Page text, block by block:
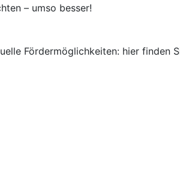
– umso besser!
Fördermöglichkeiten: hier